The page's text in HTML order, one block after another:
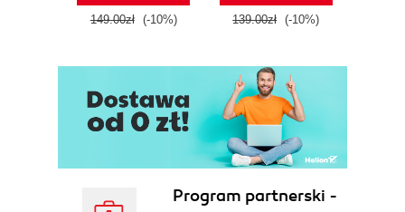
149.00zł (-10%) 139.00zł (-10%)
Program partnerski -